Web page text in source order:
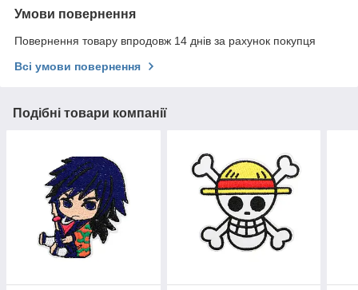
Умови повернення
Повернення товару впродовж 14 днів за рахунок покупця
Всі умови повернення
Подібні товари компанії